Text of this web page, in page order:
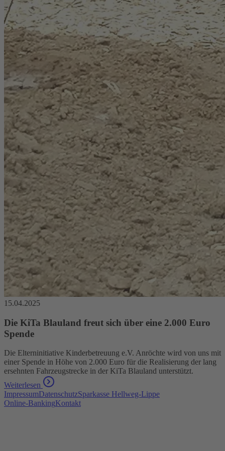
15.04.2025
Die KiTa Blauland freut sich über eine 2.000 Euro
Spende
Die Elterninitiative Kinderbetreuung e.V. Anröchte wird von uns mit
einer Spende in Höhe von 2.000 Euro für die Realisierung der lang
ersehnten Fahrzeugstrecke in der KiTa Blauland unterstützt.
Weiterlesen
ImpressumDatenschutzSparkasse Hellweg-Lippe
Online-BankingKontakt